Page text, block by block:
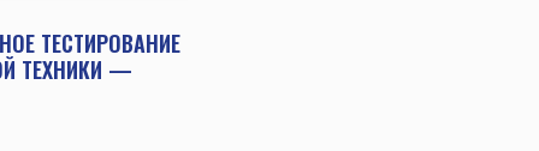
ТЕСТИРОВАНИЕ
ТЕХНИКИ —